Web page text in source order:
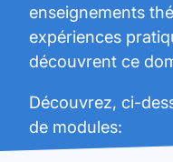
enseignements
expériences
découvrent ce
Découvrez, ci-
de modules: